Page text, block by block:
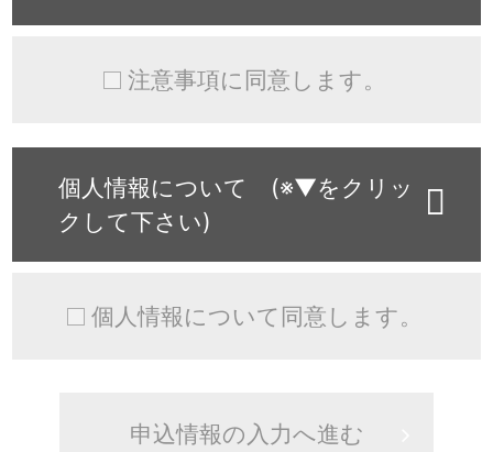
注意事項に同意します。
個人情報について (※▼をクリッ
クして下さい)
個人情報について同意します。